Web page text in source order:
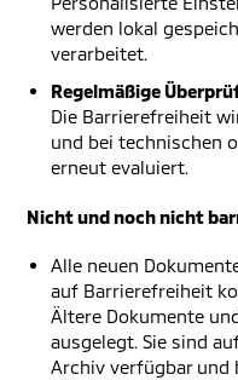
werden lokal
verarbeitet.
Regelmäßige
Die Barrierefreiheit
und bei technischen
erneut evaluiert.
Nicht und noch nicht
Alle neuen
auf Barrierefreiheit
Ältere Dokumente
ausgelegt. Sie sind
Archiv verfügbar und